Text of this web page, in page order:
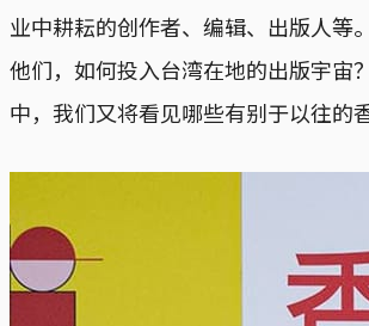
业中耕耘的创作者、编辑、出版人等
他们，如何投入台湾在地的出版宇宙
中，我们又将看见哪些有别于以往的